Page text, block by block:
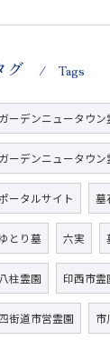
グ Tags
ガーデンニュータウン
ガーデンニュータウン
ータルサイト 墓
ゆとり墓 六実
八柱霊園 印西市霊
四街道市営霊園 市